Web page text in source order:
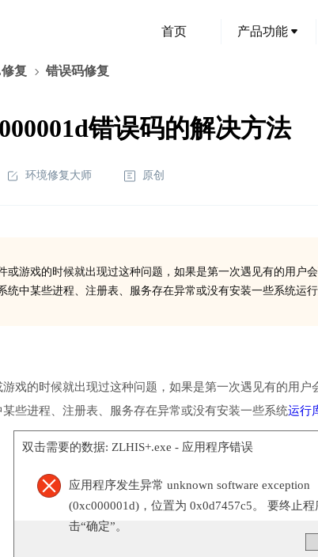
首页 产品功能
复 错误码修复
错误码的解决方法
环境修复大师 原创
或游戏的时候就出现过这种问题，如果是第一次遇见有的用户
统中某些进程、注册表、服务存在异常或没有安装一些系统运行
戏的时候就出现过这种问题，如果是第一次遇见有的用
些进程、注册表、服务存在异常或没有安装一些系统运行
双击需要的数据: ZLHIS+.exe - 应用程序错误
应用程序发生异常 unknown software exception
(0xc000001d)，位置为 0x0d7457c5。 要终止
击“确定”。